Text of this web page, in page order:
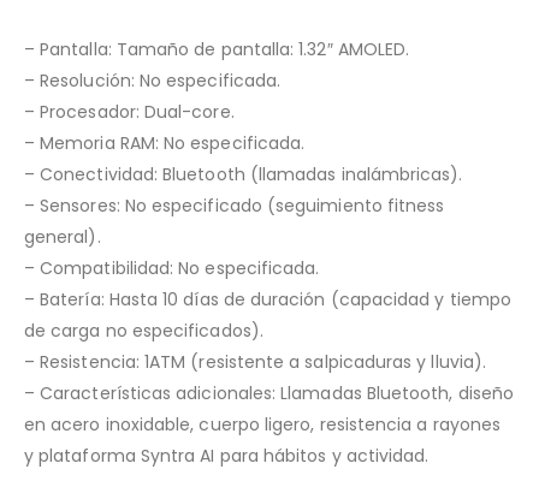
– Pantalla: Tamaño de pantalla: 1.32″ AMOLED.
– Resolución: No especificada.
– Procesador: Dual-core.
– Memoria RAM: No especificada.
– Conectividad: Bluetooth (llamadas inalámbricas).
– Sensores: No especificado (seguimiento fitness
general).
– Compatibilidad: No especificada.
– Batería: Hasta 10 días de duración (capacidad y tiempo
de carga no especificados).
– Resistencia: 1ATM (resistente a salpicaduras y lluvia).
– Características adicionales: Llamadas Bluetooth, diseño
en acero inoxidable, cuerpo ligero, resistencia a rayones
y plataforma Syntra AI para hábitos y actividad.